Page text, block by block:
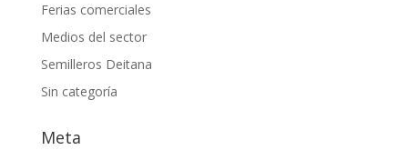
Ferias comerciales
Medios del sector
Semilleros Deitana
Sin categoría
Meta